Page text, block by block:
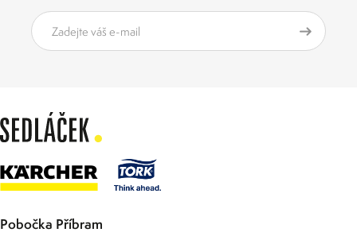
Pobočka Příbram